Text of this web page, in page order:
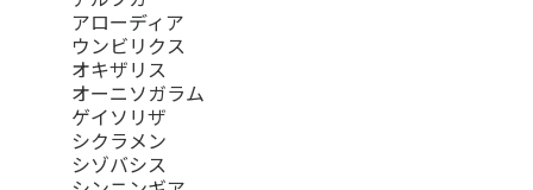
アローディア
ウンビリクス
オキザリス
オーニソガラム
ゲイソリザ
シクラメン
シゾバシス